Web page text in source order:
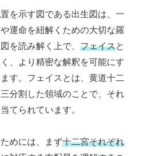
を示す図である出生図は、一
運命を紐解くための大切な羅
を読み解く上で、 フェイスと
、より精密な解釈を可能にす
す。フェイスとは、黄道十二
分割した領域のことで、それ
てられています。
めには、まず十二宮それぞれ